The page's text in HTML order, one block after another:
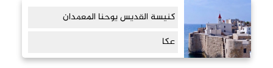
كنيسة القديس يوحنا المعمدان
عكا